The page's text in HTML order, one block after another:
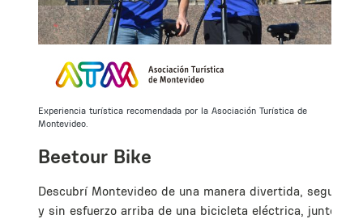
Experiencia turística recomendada por la Asociación Turística de
Montevideo.
Beetour Bike
Descubrí Montevideo de una manera divertida, segura
y sin esfuerzo arriba de una bicicleta eléctrica, junto a